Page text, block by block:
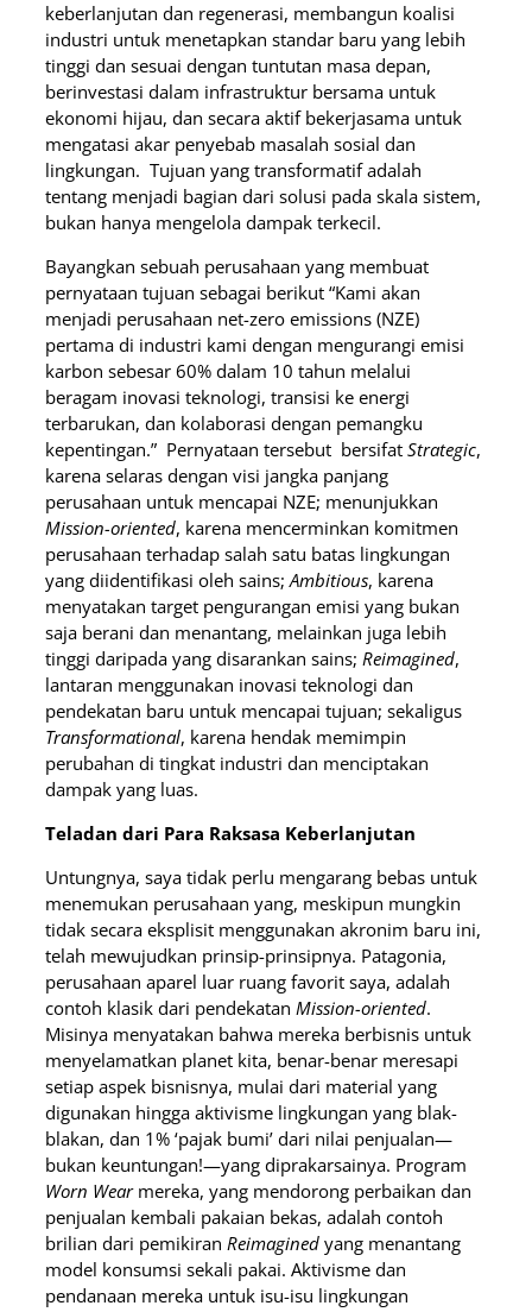
keberlanjutan dan regenerasi, membangun koalisi
industri untuk menetapkan standar baru yang lebih
tinggi dan sesuai dengan tuntutan masa depan,
berinvestasi dalam infrastruktur bersama untuk
ekonomi hijau, dan secara aktif bekerjasama untuk
mengatasi akar penyebab masalah sosial dan
lingkungan. Tujuan yang transformatif adalah
tentang menjadi bagian dari solusi pada skala sistem,
bukan hanya mengelola dampak terkecil.
Bayangkan sebuah perusahaan yang membuat
pernyataan tujuan sebagai berikut “Kami akan
menjadi perusahaan net-zero emissions (NZE)
pertama di industri kami dengan mengurangi emisi
karbon sebesar 60% dalam 10 tahun melalui
beragam inovasi teknologi, transisi ke energi
terbarukan, dan kolaborasi dengan pemangku
kepentingan.” Pernyataan tersebut bersifat Strategic,
karena selaras dengan visi jangka panjang
perusahaan untuk mencapai NZE; menunjukkan
Mission-oriented, karena mencerminkan komitmen
perusahaan terhadap salah satu batas lingkungan
yang diidentifikasi oleh sains;Ambitious, karena
menyatakan target pengurangan emisi yang bukan
saja berani dan menantang, melainkan juga lebih
tinggi daripada yang disarankan sains; Reimagined,
lantaran menggunakan inovasi teknologi dan
pendekatan baru untuk mencapai tujuan; sekaligus
Transformational, karena hendak memimpin
perubahan di tingkat industri dan menciptakan
dampak yang luas.
Teladan dari Para Raksasa Keberlanjutan
Untungnya, saya tidak perlu mengarang bebas untuk
menemukan perusahaan yang, meskipun mungkin
tidak secara eksplisit menggunakan akronim baru ini,
telah mewujudkan prinsip-prinsipnya. Patagonia,
perusahaan aparel luar ruang favorit saya, adalah
contoh klasik dari pendekatan Mission-oriented.
Misinya menyatakan bahwa mereka berbisnis untuk
menyelamatkan planet kita, benar-benar meresapi
setiap aspek bisnisnya, mulai dari material yang
digunakan hingga aktivisme lingkungan yang blak-
blakan, dan 1% ‘pajak bumi’ dari nilai penjualan—
bukan keuntungan!—yang diprakarsainya. Program
Worn Wearmereka, yang mendorong perbaikan dan
penjualan kembali pakaian bekas, adalah contoh
brilian dari pemikiran Reimagined yang menantang
model konsumsi sekali pakai. Aktivisme dan
pendanaan mereka untuk isu-isu lingkungan